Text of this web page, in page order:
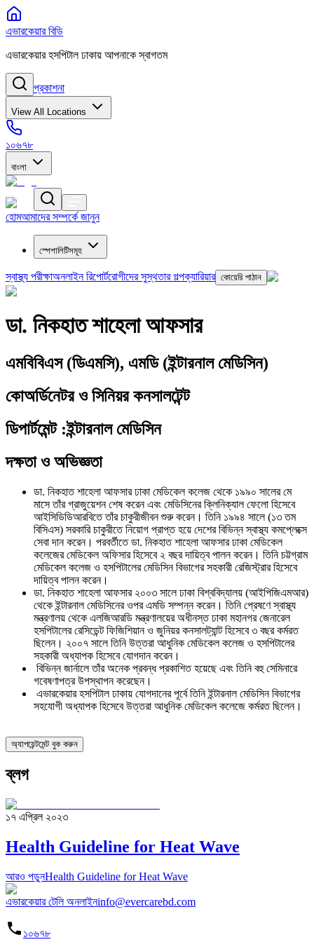
এভারকেয়ার বিডি
এভারকেয়ার হসপিটাল ঢাকায় আপনাকে স্বাগতম
প্রকাশনা
View All Locations
১০৬৭৮
বাংলা
হোমআমাদের সম্পর্কে জানুন
স্পেশালিটিসমূহ
স্বাস্থ্য পরীক্ষাঅনলাইন রিপোর্টরোগীদের সুস্থতার গল্পক্যারিয়ার কোয়েরি পাঠান
ডা. নিকহাত শাহেলা আফসার
এমবিবিএস (ডিএমসি), এমডি (ইন্টারনাল মেডিসিন)
কোঅর্ডিনেটর ও সিনিয়র কনসালটেন্ট
ডিপার্টমেন্ট:ইন্টারনাল মেডিসিন
দক্ষতা ও অভিজ্ঞতা
ডা. নিকহাত শাহেলা আফসার ঢাকা মেডিকেল কলেজ থেকে ১৯৯০ সালের মে
মাসে তাঁর গ্রাজুয়েশন শেষ করেন এবং মেডিসিনের ক্লিনিক্যাল ফেলো হিসেবে
আইসিডিডিআরবিতে তাঁর চাকুরীজীবন শুরু করেন। তিনি ১৯৯৪ সালে (১৩ তম
বিসিএস) সরকারি চাকুরীতে নিয়োগ প্রাপ্ত হয়ে দেশের বিভিন্ন স্বাস্থ্য কমপ্লেক্সে
সেবা দান করেন। পরবর্তীতে ডা. নিকহাত শাহেলা আফসার ঢাকা মেডিকেল
কলেজের মেডিকেল অফিসার হিসেবে ২ বছর দায়িত্ব পালন করেন। তিনি চট্টগ্রাম
মেডিকেল কলেজ ও হসপিটালের মেডিসিন বিভাগের সহকারী রেজিস্ট্রার হিসেবে
দায়িত্ব পালন করেন।
ডা. নিকহাত শাহেলা আফসার ২০০৩ সালে ঢাকা বিশ্ববিদ্যালয় (আইপিজিএমআর)
থেকে ইন্টারনাল মেডিসিনের ওপর এমডি সম্পন্ন করেন। তিনি প্রেষণে স্বাস্থ্য
মন্ত্রণালয় থেকে এলজিআরডি মন্ত্রণালয়ের অধীনস্ত ঢাকা মহানগর জেনারেল
হসপিটালের রেসিডেন্ট ফিজিশিয়ান ও জুনিয়র কনসালট্যান্ট হিসেবে ৩ বছর কর্মরত
ছিলেন। ২০০৭ সালে তিনি উত্তরা আধুনিক মেডিকেল কলেজ ও হসপিটালের
সহকারী অধ্যাপক হিসেবে যোগদান করেন।
বিভিন্ন জার্নালে তাঁর অনেক প্রবন্ধ প্রকাশিত হয়েছে এবং তিনি বহু সেমিনারে
গবেষণাপত্র উপস্থাপন করেছেন।
এভারকেয়ার হসপিটাল ঢাকায় যোগদানের পূর্বে তিনি ইন্টারনাল মেডিসিন বিভাগের
সহযোগী অধ্যাপক হিসেবে উত্তরা আধুনিক মেডিকেল কলেজে কর্মরত ছিলেন।
অ্যাপয়েন্টমেন্ট বুক করুন
ব্লগ
১৭ এপ্রিল ২০২৩
Health Guideline for Heat Wave
আরও পড়ুনHealth Guideline for Heat Wave
এভারকেয়ার টেলি অনলাইনinfo@evercarebd.com
১০৬৭৮